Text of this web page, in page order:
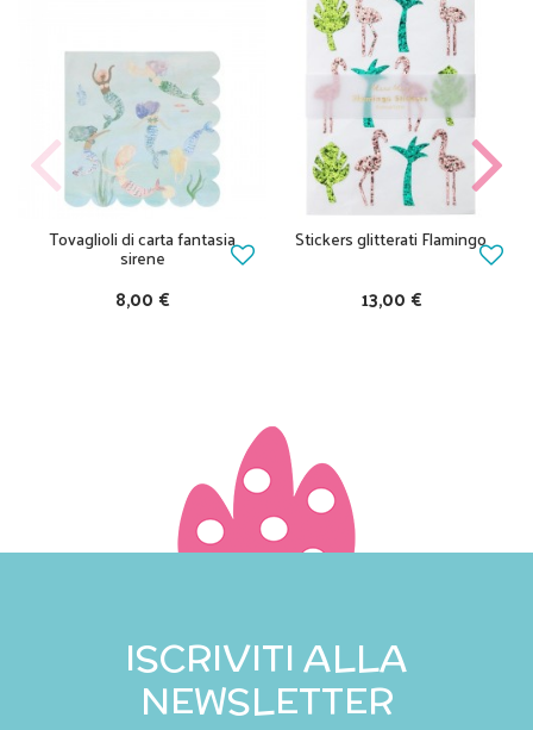
Tovaglioli di carta fantasia
sirene
8,00 €
Stickers glitterati Flamingo
13,00 €
ISCRIVITI ALLA
NEWSLETTER